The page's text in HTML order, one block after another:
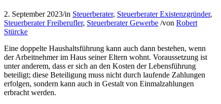
2. September 2023/in Steuerberater, Steuerberater Existenzgründer,
Steuerberater Freiberufler, Steuerberater Gewerbe /von Robert
Stürcke
Eine doppelte Haushaltsführung kann auch dann bestehen, wenn
der Arbeitnehmer im Haus seiner Eltern wohnt. Voraussetzung ist
unter anderem, dass er sich an den Kosten der Lebensführung
beteiligt; diese Beteiligung muss nicht durch laufende Zahlungen
erfolgen, sondern kann auch in Gestalt von Einmalzahlungen
erbracht werden.